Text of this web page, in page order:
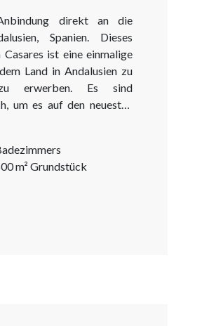
direkt an die
Spanien. Dieses
ist eine einmalige
Land in Andalusien zu
erwerben. Es sind
um es auf den neuesten
ungefährer 100.000 €
m² Grundstück